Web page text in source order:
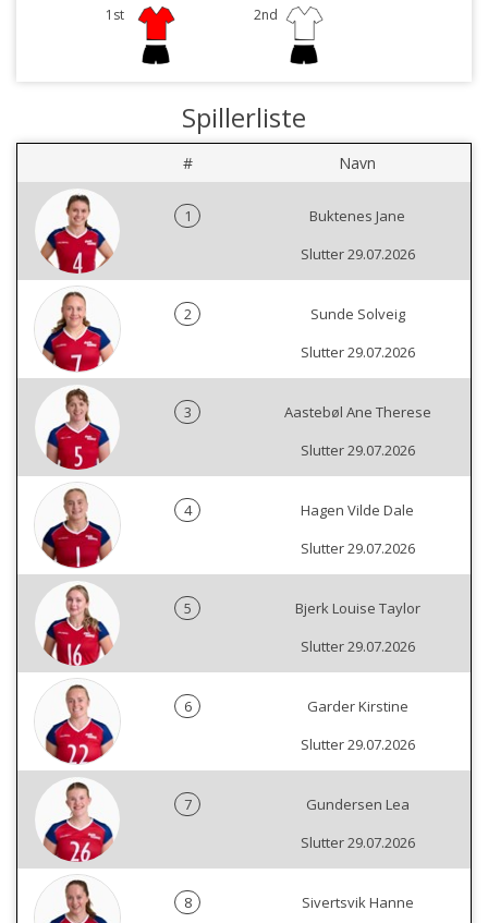
1st 2nd
Spillerliste
# Navn
1
Buktenes Jane
Slutter 29.07.2026
2
Sunde Solveig
Slutter 29.07.2026
3
Aastebøl Ane Therese
Slutter 29.07.2026
4
Hagen Vilde Dale
Slutter 29.07.2026
5
Bjerk Louise Taylor
Slutter 29.07.2026
6
Garder Kirstine
Slutter 29.07.2026
7
Gundersen Lea
Slutter 29.07.2026
8
Sivertsvik Hanne